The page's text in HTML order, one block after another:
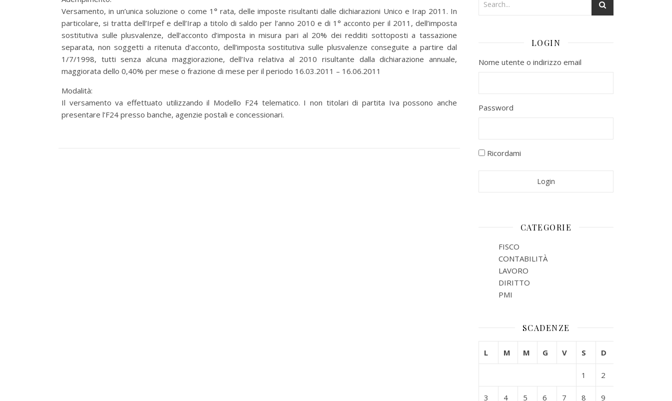
Versamento, in un’unica soluzione o come 1° rata, delle imposte risultanti dalle dichiarazioni Unico e Irap 2011. In
particolare, si tratta dell’Irpef e dell’Irap a titolo di saldo per l’anno 2010 e di 1° acconto per il 2011, dell’imposta
sostitutiva sulle plusvalenze, dell’acconto d’imposta in misura pari al 20% dei redditi sottoposti a tassazione
separata, non soggetti a ritenuta d’acconto, dell’imposta sostitutiva sulle plusvalenze conseguite a partire dal
1/7/1998, tutti senza alcuna maggiorazione, dell’Iva relativa al 2010 risultante dalla dichiarazione annuale,
maggiorata dello 0,40% per mese o frazione di mese per il periodo 16.03.2011 – 16.06.2011
Modalità:
Il versamento va effettuato utilizzando il Modello F24 telematico. I non titolari di partita Iva possono anche
presentare l’F24 presso banche, agenzie postali e concessionari.
LOGIN
Nome utente o indirizzo email
Password
Ricordami
CATEGORIE
FISCO
CONTABILITÀ
LAVORO
DIRITTO
PMI
SCADENZE
L M M G V S D
1 2
3 4 5 6 7 8 9